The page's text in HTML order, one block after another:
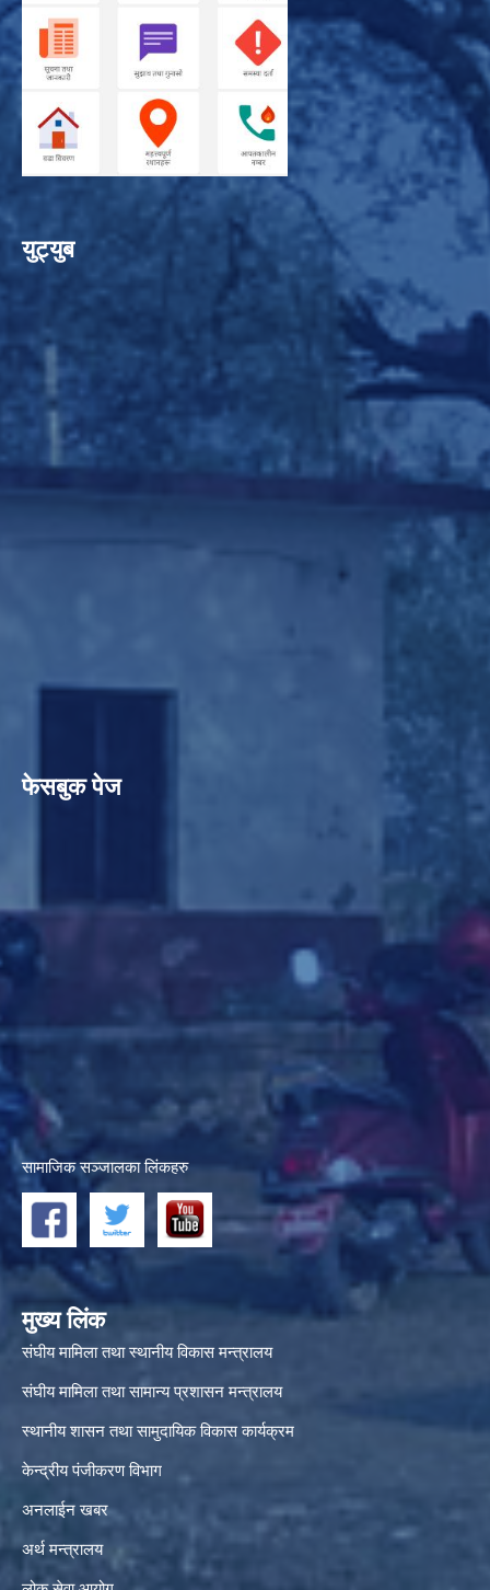
युट्युब
फेसबुक पेज
सामाजिक सञ्जालका लिंकहरु
मुख्य लिंक
संघीय मामिला तथा स्थानीय विकास मन्त्रालय
संघीय मामिला तथा सामान्य प्रशासन मन्त्रालय
स्थानीय शासन तथा सामुदायिक विकास कार्यक्रम
केन्द्रीय पंजीकरण विभाग
अनलाईन खबर
अर्थ मन्त्रालय